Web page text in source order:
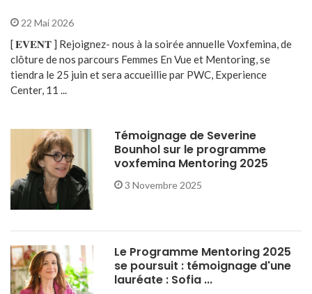
22 Mai 2026
[ 𝐄𝐕𝐄𝐍𝐓 ] Rejoignez- nous à la soirée annuelle Voxfemina, de
clôture de nos parcours Femmes En Vue et Mentoring, se
tiendra le 25 juin et sera accueillie par PWC, Experience
Center, 11 ...
Témoignage de Severine
Bounhol sur le programme
voxfemina Mentoring 2025
3 Novembre 2025
Le Programme Mentoring 2025
se poursuit : témoignage d'une
lauréate : Sofia ...